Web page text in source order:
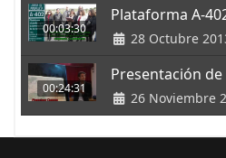
00:03:30
Plataforma A-
28 Octubre
00:24:31
Presentación
26 Noviembre